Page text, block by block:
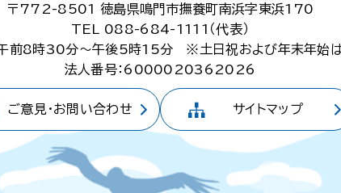
〒772-8501
徳島県鳴門市撫養町南浜字東浜170
TEL 088-684-1111（代表）
午前8時30分～午後5時15分
※土日祝および年末年始
法人番号：6000020362026
ご意見・お問い合わせ サイトマップ